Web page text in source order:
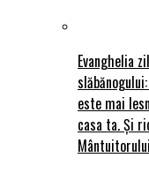
Evanghelia
este mai
casa ta. Și